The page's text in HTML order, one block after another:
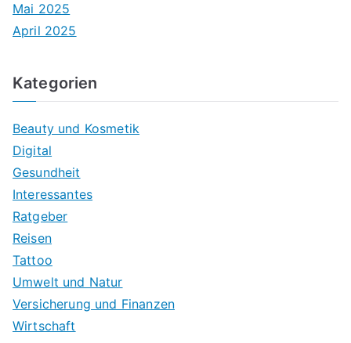
Mai 2025
April 2025
Kategorien
Beauty und Kosmetik
Digital
Gesundheit
Interessantes
Ratgeber
Reisen
Tattoo
Umwelt und Natur
Versicherung und Finanzen
Wirtschaft